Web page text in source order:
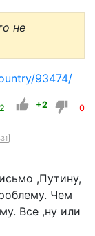
не
93474/
+2 0
,Путину,
Чем
Все ,ну или